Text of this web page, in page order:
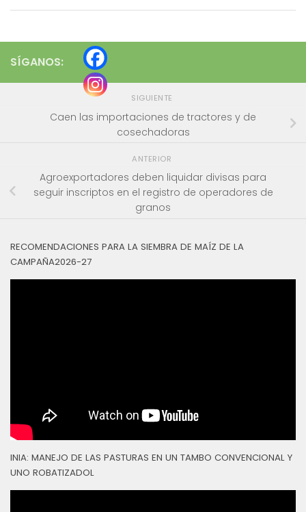
SÍGANOS:
SIGUIENTE
Caen las importaciones de tractores y de
cosechadoras
ANTERIOR
Agroexportadores deben liquidar divisas para
seguir inscriptos en el registro de operadores de
granos
RECOMENDACIONES PARA LA SIEMBRA DE MAÍZ DE LA
CAMPAÑA2026-27
INIA: MANEJO DE LAS PASTURAS EN UN TAMBO CONVENCIONAL Y
UNO ROBATIZADOL